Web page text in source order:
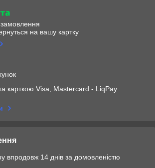
на вашу картку
карткою Visa, Mastercard - LiqPay
впродовж 14 днів за домовленістю